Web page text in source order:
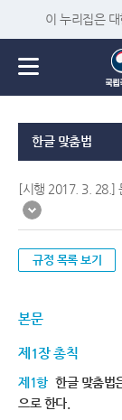
이 누리집은
한글 맞춤법
[시행 2017. 3. 28.]
규정 목록 보기
본문
제1장 총칙
제1항 한글 맞춤법
으로 한다.